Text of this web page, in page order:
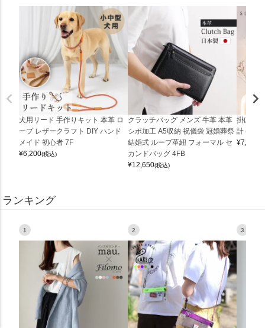
犬用リード 手作りキット 本革 ロ
ープ レザークラフト DIY ハンド
メイド 初心者 7F
¥6,200(税込)
クラッチバッグ メンズ 牛革 本革
シボ加工 A5収納 祝儀袋 冠婚葬祭
結婚式 ループ革紐 フォーマル セ
カンドバッグ 4FB
¥12,650(税込)
掛け時
計
¥7,150
ランキング
1 2 3